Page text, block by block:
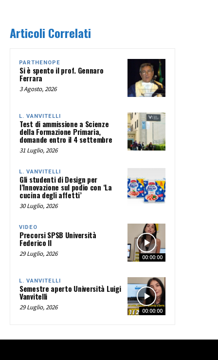
Articoli Correlati
PARTHENOPE
Si è spento il prof. Gennaro
Ferrara
3 Agosto, 2026
L. VANVITELLI
Test di ammissione a Scienze
della Formazione Primaria,
domande entro il 4 settembre
31 Luglio, 2026
L. VANVITELLI
Gli studenti di Design per
l’Innovazione sul podio con ‘La
cucina degli affetti’
30 Luglio, 2026
00:00:00
VIDEO
Precorsi SPSB Università
Federico II
29 Luglio, 2026
00:00:00
L. VANVITELLI
Semestre aperto Università Luigi
Vanvitelli
29 Luglio, 2026